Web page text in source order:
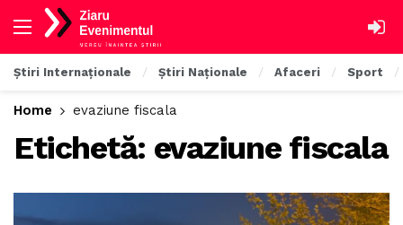
Știri Internaționale Știri Naționale Afaceri Sport
Home evaziune fiscala
Etichetă: evaziune fiscala